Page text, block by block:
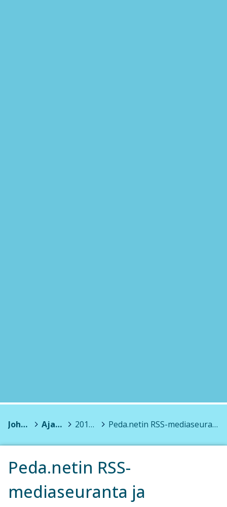
Johannes Pernaa Ajatuksia > 2016 (7) > Peda.netin RSS-mediaseuranta ja elinikäinen oppiminen
Peda.netin RSS-
mediaseuranta ja